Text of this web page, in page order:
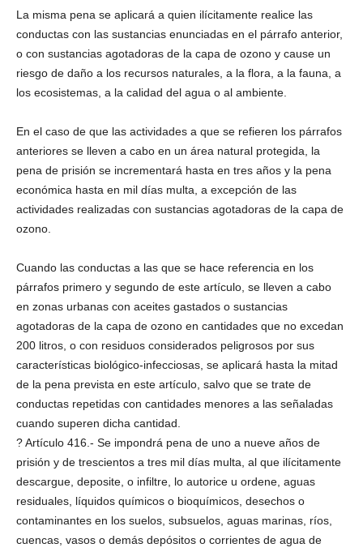
La misma pena se aplicará a quien ilícitamente realice las
conductas con las sustancias enunciadas en el párrafo anterior,
o con sustancias agotadoras de la capa de ozono y cause un
riesgo de daño a los recursos naturales, a la flora, a la fauna, a
los ecosistemas, a la calidad del agua o al ambiente.
En el caso de que las actividades a que se refieren los párrafos
anteriores se lleven a cabo en un área natural protegida, la
pena de prisión se incrementará hasta en tres años y la pena
económica hasta en mil días multa, a excepción de las
actividades realizadas con sustancias agotadoras de la capa de
ozono.
Cuando las conductas a las que se hace referencia en los
párrafos primero y segundo de este artículo, se lleven a cabo
en zonas urbanas con aceites gastados o sustancias
agotadoras de la capa de ozono en cantidades que no excedan
200 litros, o con residuos considerados peligrosos por sus
características biológico-infecciosas, se aplicará hasta la mitad
de la pena prevista en este artículo, salvo que se trate de
conductas repetidas con cantidades menores a las señaladas
cuando superen dicha cantidad.
? Artículo 416.- Se impondrá pena de uno a nueve años de
prisión y de trescientos a tres mil días multa, al que ilícitamente
descargue, deposite, o infiltre, lo autorice u ordene, aguas
residuales, líquidos químicos o bioquímicos, desechos o
contaminantes en los suelos, subsuelos, aguas marinas, ríos,
cuencas, vasos o demás depósitos o corrientes de agua de